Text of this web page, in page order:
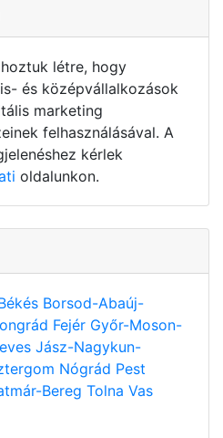
létre, hogy
és középvállalkozások
marketing
felhasználásával. A
kérlek
oldalunkon.
Borsod-Abaúj-
Fejér Győr-Moson-
Jász-Nagykun-
Nógrád Pest
Bereg Tolna Vas